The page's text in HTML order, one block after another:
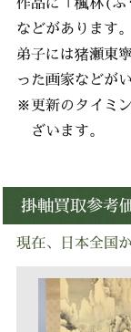
などがあります。
弟子には猪瀬東
った画家などがい
※更新のタイミ
ざいます。
掛軸買取参考
現在、日本全国